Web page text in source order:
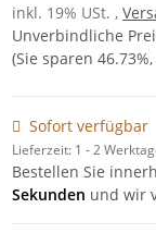
inkl. 19% USt. ,
Unverbindliche
(Sie sparen 46.73%
Sofort verfügbar
Lieferzeit: 1 - 2
Bestellen Sie
Sekunden und wir